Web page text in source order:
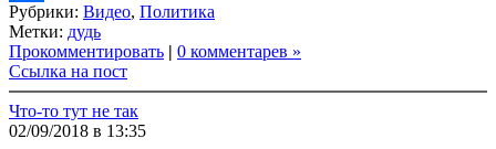
Link
Share
Рубрики: Видео, Политика
Метки: дудь
Прокомментировать | 0 комментарев »
Ссылка на пост
Что-то тут не так
02/09/2018 в 13:35